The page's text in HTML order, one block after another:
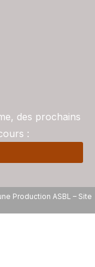
des prochains
:
Production ASBL – Site